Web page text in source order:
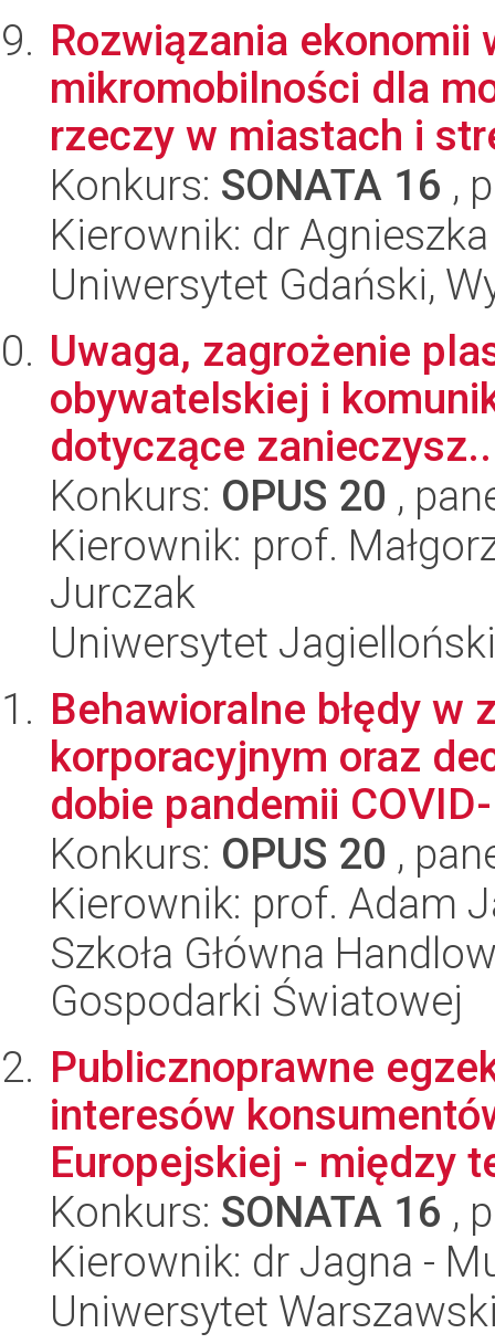
Rozwiązania ekonomii
mikromobilności dla
rzeczy w miastach i
Konkurs: SONATA 16 ,
Kierownik: dr
Uniwersytet Gdański,
Uwaga, zagrożenie
obywatelskiej i
dotyczące
Konkurs: OPUS 20 ,
Kierownik: prof.
Jurczak
Uniwersytet
Behawioralne błędy w
korporacyjnym oraz
dobie pandemii
Konkurs: OPUS 20 ,
Kierownik: prof. Adam
Szkoła Główna
Gospodarki Światowej
Publicznoprawne
interesów
Europejskiej - między
Konkurs: SONATA 16 ,
Kierownik: dr Jagna -
Uniwersytet